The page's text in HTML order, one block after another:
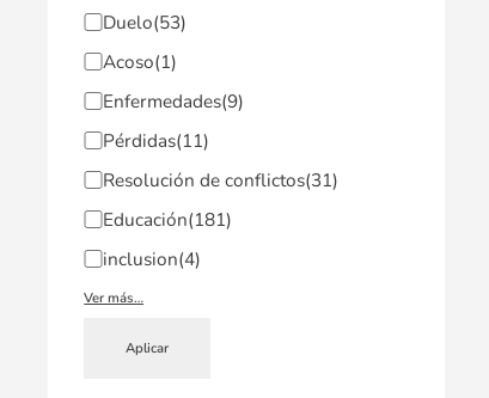
Duelo(53)
Acoso(1)
Enfermedades(9)
Pérdidas(11)
Resolución de conflictos(31)
Educación(181)
inclusion(4)
Ver más…
Aplicar